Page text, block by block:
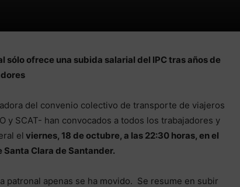
ofrece una subida salarial del IPC tras años de
del convenio colectivo de transporte de viajeros
y SCAT- han convocados a todos los trabajadores y
el viernes, 18 de octubre, a las 22:30 horas, en el
Santa Clara de Santander.
patronal apenas se ha movido. Se resume en subir